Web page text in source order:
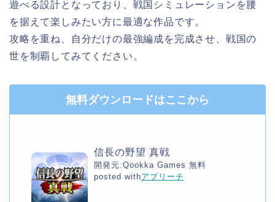
遊べる設計となっており、戦国シミュレーションを腰
を据えて楽しみたい方に最適な作品です。
攻略を重ね、自分だけの最強編成を完成させ、戦国の
世を制覇してみてください。
無料ダウンロードはここから
信長の野望 真戦
開発元:Qookka Games 無料
posted withアプリーチ